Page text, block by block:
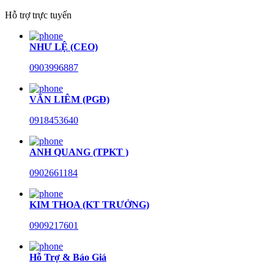
Hỗ trợ trực tuyến
NHƯ LỆ (CEO)
0903996887
VĂN LIÊM (PGĐ)
0918453640
ANH QUANG (TPKT )
0902661184
KIM THOA (KT TRƯỞNG)
0909217601
Hỗ Trợ & Báo Giá